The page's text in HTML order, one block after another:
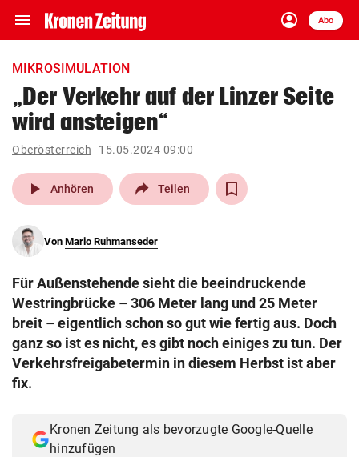
menu Navigation
ein-/ausklappen
account_circle
Anmelden
Abo
close Schließen
account_circle Anmelden
pin_drop
Wien arrow_right
search
eingeben
© Krone Multimedia GmbH & Co KG 2026
Muthgasse 2, 1190 Wien
MIKROSIMULATION
„Der Verkehr auf der Linzer Seite
wird ansteigen“
Oberösterreich 15.05.2024 09:00
play_arrow Anhören Teilen
Von Mario Ruhmanseder
Für Außenstehende sieht die beeindruckende
Westringbrücke – 306 Meter lang und 25 Meter
breit – eigentlich schon so gut wie fertig aus. Doch
ganz so ist es nicht, es gibt noch einiges zu tun. Der
Verkehrsfreigabetermin in diesem Herbst ist aber
fix.
Kronen Zeitung als bevorzugte Google-Quelle
hinzufügen